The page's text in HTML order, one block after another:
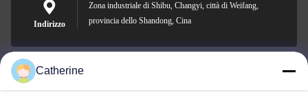
Indirizzo
Zona industriale di Shibu, Changyi, città di Weifang,
provincia dello Shandong, Cina
padraic@huayumachine.cn
Catherine